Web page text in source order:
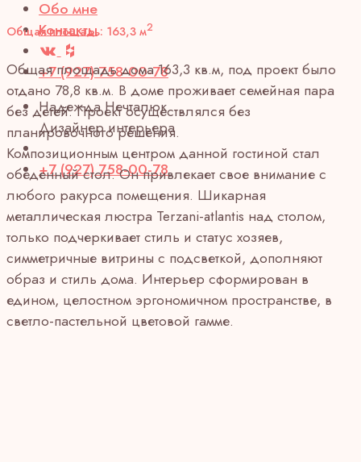
Обо мне
Контакты
+7 (927) 758-00-78
Надежда Нечталюк
Дизайнер интерьера
+7 (927) 758-00-78
Общая площадь: 163,3 м2
Общая площадь дома 163,3 кв.м, под проект было
отдано 78,8 кв.м. В доме проживает семейная пара
без детей. Проект осуществлялся без
планировочного решения.
Композиционным центром данной гостиной стал
обеденный стол. Он привлекает свое внимание с
любого ракурса помещения. Шикарная
металлическая люстра Terzani-atlantis над столом,
только подчеркивает стиль и статус хозяев,
симметричные витрины с подсветкой, дополняют
образ и стиль дома. Интерьер сформирован в
едином, целостном эргономичном пространстве, в
светло-пастельной цветовой гамме.